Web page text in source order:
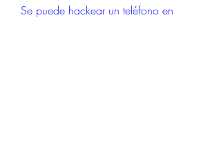
Se puede hackear un teléfono en